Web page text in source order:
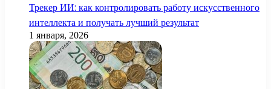
Трекер ИИ: как контролировать работу искусственного
интеллекта и получать лучший результат
1 января, 2026